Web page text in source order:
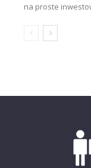
na proste